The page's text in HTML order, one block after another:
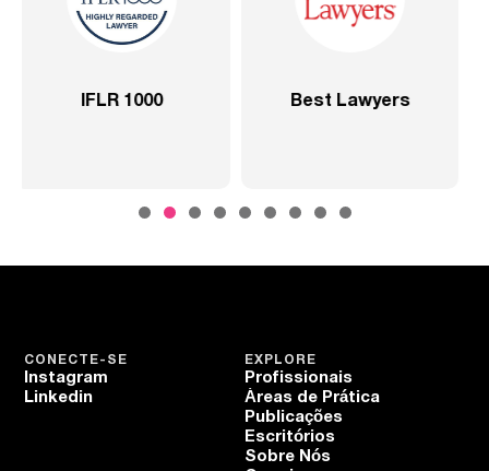
2020 – Abrangente –
2020 –
EXPLORE
Profissionais
Áreas de Prática
Publicações
Escritórios
Sobre Nós
CONECTE-SE
Instagram
Linkedin